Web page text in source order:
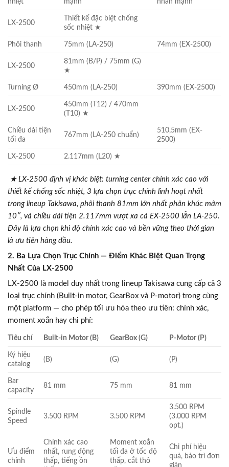
LX-2500
Thiết kế đặc biệt chống
sốc nhiệt ★
Phôi thanh 75mm (LA-250) 74mm (EX-2500)
LX-2500
81mm (B/P) / 75mm (G)
★
Turning Ø 450mm (LA-250) 390mm (EX-2500)
LX-2500
450mm (T12) / 470mm
(T10) ★
Chiều dài tiện
tối đa
767mm (LA-250 chuẩn)
510,5mm (EX-
2500)
LX-2500 2.117mm (L20) ★
★ LX-2500 định vị khác biệt: turning center chính xác cao với
thiết kế chống sốc nhiệt, 3 lựa chọn trục chính linh hoạt nhất
trong lineup Takisawa, phôi thanh 81mm lớn nhất phân khúc mâm
10″, và chiều dài tiện 2.117mm vượt xa cả EX-2500 lẫn LA-250.
Đây là lựa chọn khi độ chính xác cao và bền vững theo thời gian
là ưu tiên hàng đầu.
2. Ba Lựa Chọn Trục Chính — Điểm Khác Biệt Quan Trọng
Nhất Của LX-2500
LX-2500 là model duy nhất trong lineup Takisawa cung cấp cả 3
loại trục chính (Built-in motor, GearBox và P-motor) trong cùng
một platform — cho phép tối ưu hóa theo ưu tiên: chính xác,
moment xoắn hay chi phí:
Tiêu chí Built-in Motor (B) GearBox (G) P-Motor (P)
Ký hiệu
catalog
(B) (G) (P)
Bar
capacity
81 mm 75 mm 81 mm
Spindle
Speed
3.500 RPM 3.500 RPM
3.500 RPM
(3.000 RPM
opt.)
Ưu điểm
chính
Chính xác cao
nhất, rung động
thấp, tiếng ồn
Moment xoắn
tối đa ở tốc độ
thấp, cắt thô
Chi phí hiệu
quả, bảo trì đơn
giản